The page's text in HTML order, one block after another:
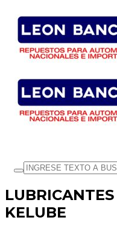
KELUBE